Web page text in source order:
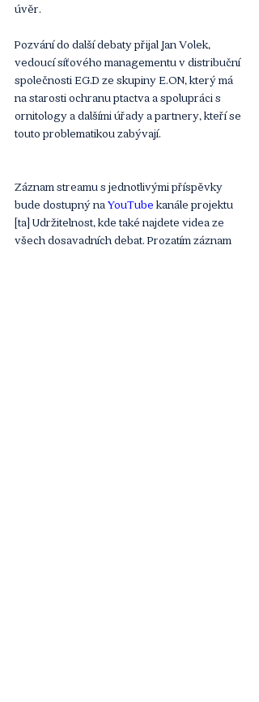
úvěr.
Pozvání do další debaty přijal Jan Volek,
vedoucí síťového managementu v distribuční
společnosti EG.D ze skupiny E.ON, který má
na starosti ochranu ptactva a spolupráci s
ornitology a dalšími úřady a partnery, kteří se
touto problematikou zabývají.
Záznam streamu s jednotlivými příspěvky
bude dostupný na YouTube kanále projektu
[ta] Udržitelnost, kde také najdete videa ze
všech dosavadních debat. Prozatím záznam